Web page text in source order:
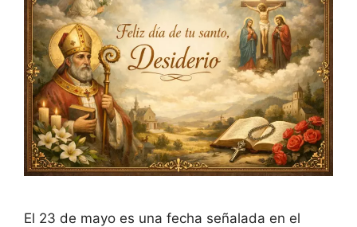
El 23 de mayo es una fecha señalada en el